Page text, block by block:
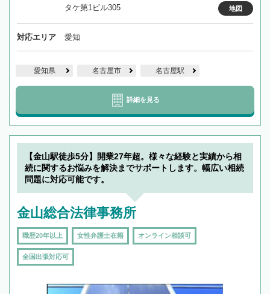
タケ第1ビル305
地図
対応エリア 愛知
愛知県 名古屋市 名古屋駅
詳細を見る
【金山駅徒歩5分】開業27年超。様々な経験と実績から相
続に関するお悩みを解決までサポートします。幅広い相続
問題に対応可能です。
金山総合法律事務所
職歴20年以上 女性弁護士在籍 オンライン相談可
全国出張対応可